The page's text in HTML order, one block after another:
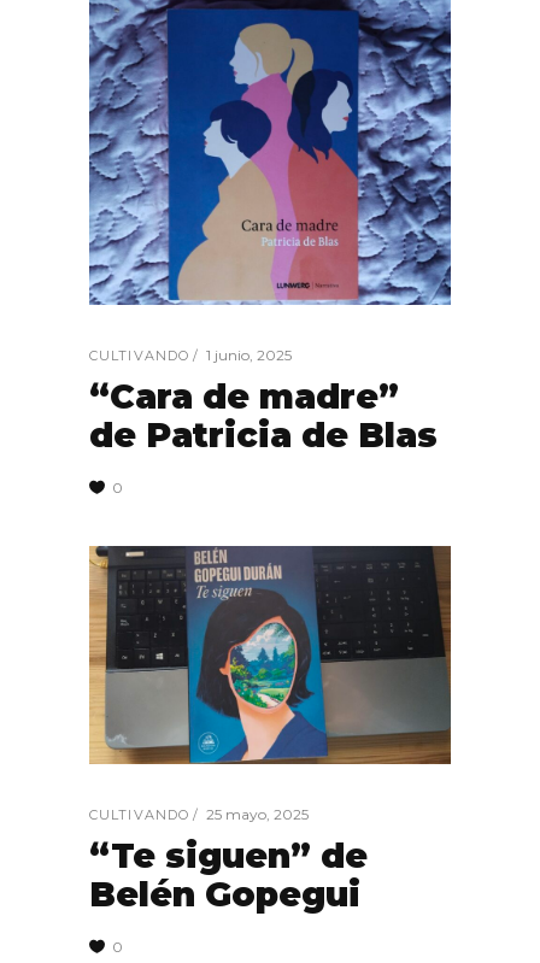
CULTIVANDO 1 junio, 2025
“Cara de madre”
de Patricia de Blas
0
CULTIVANDO 25 mayo, 2025
“Te siguen” de
Belén Gopegui
0